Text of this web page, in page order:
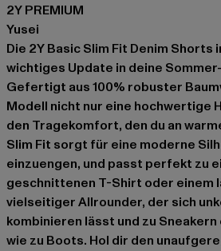
2Y PREMIUM
Yusei
Die 2Y Basic Slim Fit Denim Shorts
wichtiges Update in deine
Gefertigt aus 100% robuster
Modell nicht nur eine hochwertige
den Tragekomfort, den du an
Slim Fit sorgt für eine moderne
einzuengen, und passt perfekt zu
geschnittenen T-Shirt oder einem
vielseitiger Allrounder, der sich
kombinieren lässt und zu
wie zu Boots. Hol dir den